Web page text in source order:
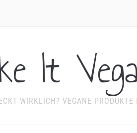
It
WIRKLICH? VEGANE PRODUKTE